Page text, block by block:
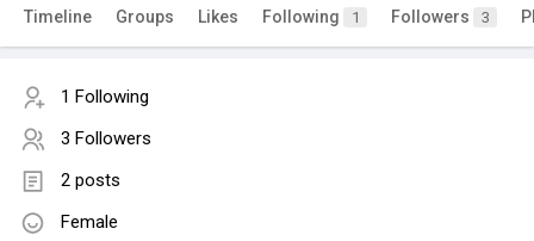
Timeline Groups Likes Following 1 Followers 3
1 Following
3 Followers
2 posts
Female